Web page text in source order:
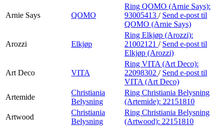
Arnie Says QOMO
Ring QOMO (Arnie Says):
93005413 / Send e-post til
QOMO (Arnie Says)
Arozzi Elkjøp
Ring Elkjøp (Arozzi):
21002121 / Send e-post til
Elkjøp (Arozzi)
Art Deco VITA
Ring VITA (Art Deco):
22098302 / Send e-post til
VITA (Art Deco)
Artemide
Christiania
Belysning
Ring Christiania Belysning
(Artemide): 22151810
Artwood
Christiania
Belysning
Ring Christiania Belysning
(Artwood): 22151810